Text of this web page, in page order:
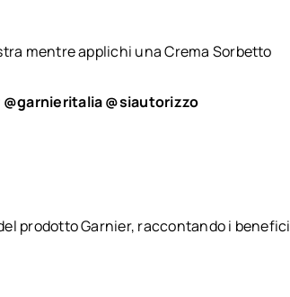
mentre applichi una Crema Sorbetto
@siautorizzo
prodotto Garnier, raccontando i benefici